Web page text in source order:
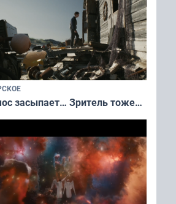
засыпает… Зритель тоже…